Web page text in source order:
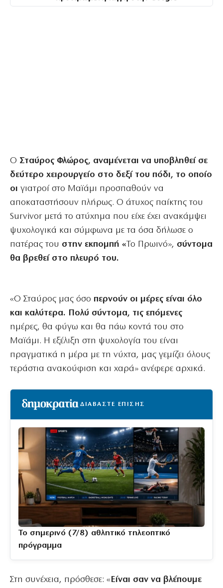
Ο Σταύρος Φλώρος, αναμένεται να υποβληθεί σε
δεύτερο χειρουργείο στο δεξί του πόδι, το οποίο
οι γιατροί στο Μαϊάμι προσπαθούν να
αποκαταστήσουν πλήρως. Ο άτυχος παίκτης του
Survivor μετά το ατύχημα που είχε έχει ανακάμψει
ψυχολογικά και σύμφωνα με τα όσα δήλωσε ο
πατέρας του στην εκπομπή «Το Πρωινό», σύντομα
θα βρεθεί στο πλευρό του.
«Ο Σταύρος μας όσο περνούν οι μέρες είναι όλο
και καλύτερα. Πολύ σύντομα, τις επόμενες
ημέρες, θα φύγω και θα πάω κοντά του στο
Μαϊάμι. Η εξέλιξη στη ψυχολογία του είναι
πραγματικά η μέρα με τη νύχτα, μας γεμίζει όλους
τεράστια ανακούφιση και χαρά» ανέφερε αρχικά.
ΔΙΑΒΑΣΤΕ ΕΠΙΣΗΣ
Το σημερινό (7/8) αθλητικό τηλεοπτικό
πρόγραμμα
Στη συνέχεια, πρόσθεσε: «Είναι σαν να βλέπουμε